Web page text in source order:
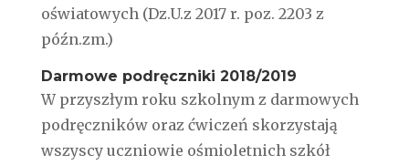
oświatowych (Dz.U.z 2017 r. poz. 2203 z
późn.zm.)
Darmowe podręczniki 2018/2019
W przyszłym roku szkolnym z darmowych
podręczników oraz ćwiczeń skorzystają
wszyscy uczniowie ośmioletnich szkół